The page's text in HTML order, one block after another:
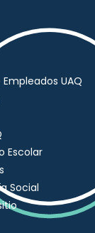
UAQ
Escolar
Social